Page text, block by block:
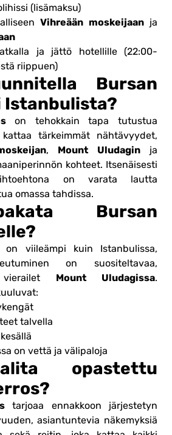
(lisämaksu)
Vihreään moskeijaanja
ja jättö hotellille (22:00-
riippuen)
Bursan
on tehokkain tapa tutustua
tärkeimmät nähtävyydet,
, Mount Uludaginja
kohteet. Itsenäisesti
on varata lautta
omassa tahdissa.
Bursan
on viileämpi kuin Istanbulissa,
on suositeltavaa,
Mount Uludagissa.
talvella
on vettä ja välipaloja
opastettu
tarjoaa ennakkoon järjestetyn
asiantuntevia näkemyksiä